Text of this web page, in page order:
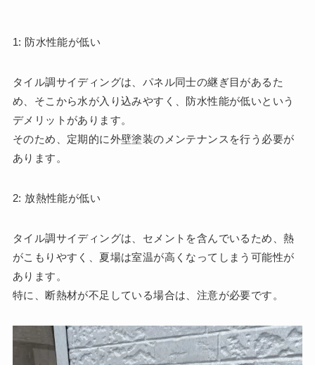
1: 防水性能が低い
タイル調サイディングは、パネル同士の継ぎ目があるた
め、そこから水が入り込みやすく、防水性能が低いという
デメリットがあります。
そのため、定期的に外壁塗装のメンテナンスを行う必要が
あります。
2: 放熱性能が低い
タイル調サイディングは、セメントを含んでいるため、熱
がこもりやすく、夏場は室温が高くなってしまう可能性が
あります。
特に、断熱材が不足している場合は、注意が必要です。